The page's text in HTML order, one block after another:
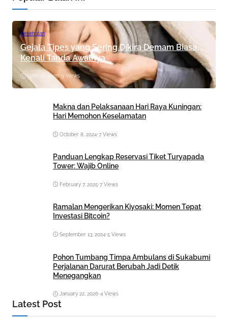
Kesehatan
Gejala Tipes yang Sering Dikira Demam Biasa,
Kenali Tanda Awalnya
June 16, 2026•9 Views
Makna dan Pelaksanaan Hari Raya Kuningan:
Hari Memohon Keselamatan
October 8, 2024•7 Views
Panduan Lengkap Reservasi Tiket Turyapada
Tower: Wajib Online
February 7, 2025•7 Views
Ramalan Mengerikan Kiyosaki: Momen Tepat
Investasi Bitcoin?
September 13, 2024•5 Views
Pohon Tumbang Timpa Ambulans di Sukabumi
Perjalanan Darurat Berubah Jadi Detik
Menegangkan
January 22, 2026•4 Views
Latest Post